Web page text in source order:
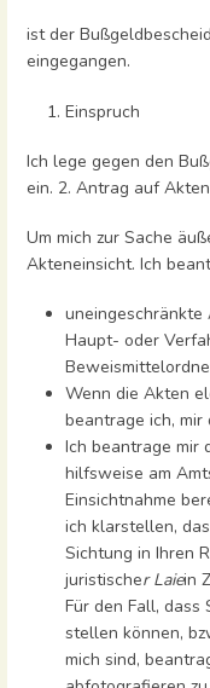
ist der
eingegangen.
Einspruch
Ich lege gegen den
ein. 2. Antrag auf
Um mich zur Sache
Akteneinsicht. Ich
uneingeschränkte
Haupt- oder
Wenn die Akten
beantrage ich,
Ich beantrage mir
hilfsweise am
Einsichtnahme
ich klarstellen,
Sichtung in Ihren
juristischer Laiein
Für den Fall, dass
stellen können,
mich sind,